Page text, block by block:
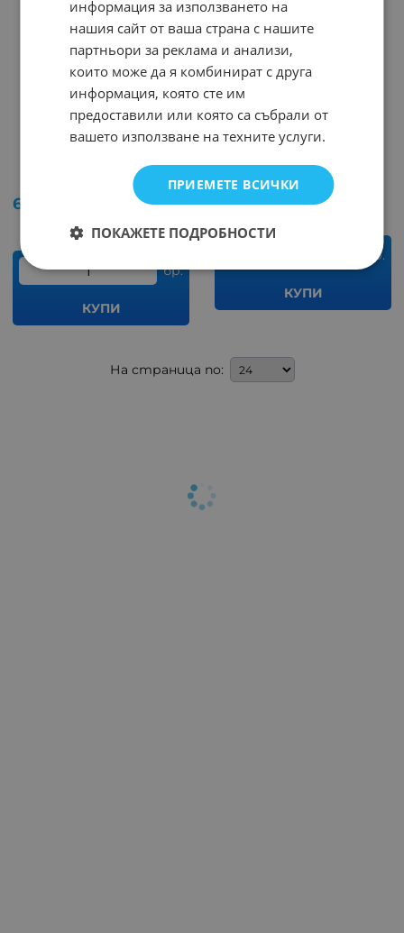
Антена за
радиостанция 03
Арт.№: 243597
6.50 лв.
бр.
КУПИ
Антена за
радиостанция 01
Арт.№: 239293
6.39 € / 12.50 лв.
бр.
КУПИ
На страница по:
информация за използването на
нашия сайт от ваша страна с нашите
партньори за реклама и анализи,
които може да я комбинират с друга
информация, която сте им
предоставили или която са събрали от
вашето използване на техните услуги.
ПРИЕМЕТЕ ВСИЧКИ
ПОКАЖЕТЕ ПОДРОБНОСТИ